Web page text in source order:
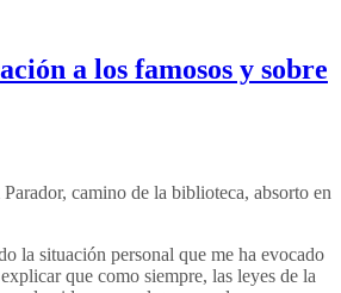
a los famosos y sobre
camino de la biblioteca, absorto en
la situación personal que me ha evocado
que como siempre, las leyes de la